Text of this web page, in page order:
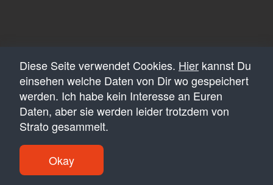
Diese Seite verwendet Cookies. Hier kannst Du
einsehen welche Daten von Dir wo gespeichert
werden. Ich habe kein Interesse an Euren
Daten, aber sie werden leider trotzdem von
Strato gesammelt.
Okay